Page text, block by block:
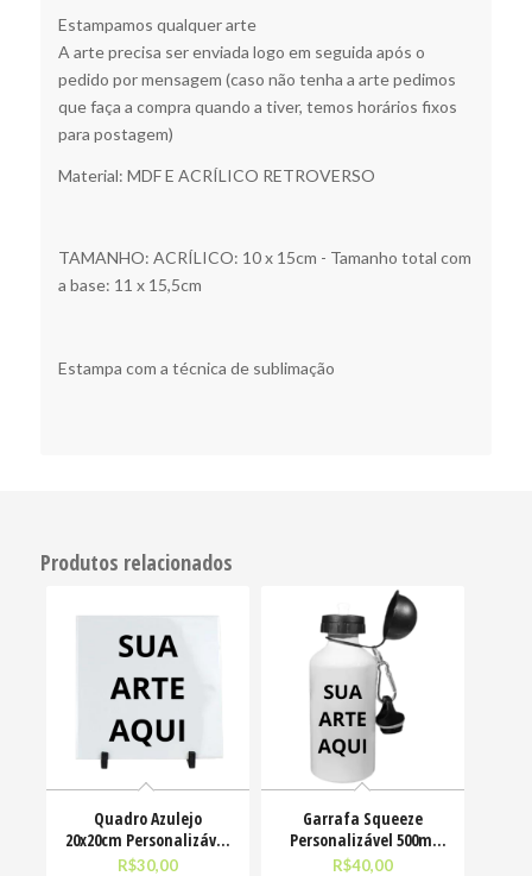
Estampamos qualquer arte
A arte precisa ser enviada logo em seguida após o
pedido por mensagem (caso não tenha a arte pedimos
que faça a compra quando a tiver, temos horários fixos
para postagem)
Material: MDF E ACRÍLICO RETROVERSO
TAMANHO: ACRÍLICO: 10 x 15cm - Tamanho total com
a base: 11 x 15,5cm
Estampa com a técnica de sublimação
Produtos relacionados
Quadro Azulejo
20x20cm Personalizável
Sublimação Com
R$30,00
Garrafa Squeeze
Personalizável 500ml
Tampa Dupla
R$40,00